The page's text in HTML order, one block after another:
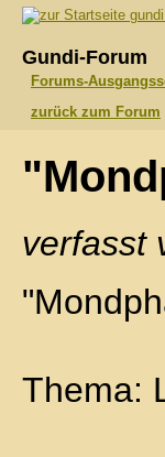
Gundi-Forum
Forums-
zurück zum Forum
verfasst
Thema: